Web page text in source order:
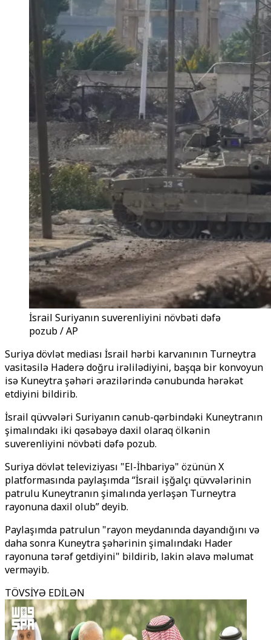
İsrail Suriyanın suverenliyini növbəti dəfə
pozub / AP
Suriya dövlət mediası İsrail hərbi karvanının Turneytra
vasitəsilə Haderə doğru irəlilədiyini, başqa bir konvoyun
isə Kuneytra şəhəri ərazilərində cənubunda hərəkət
etdiyini bildirib.
İsrail qüvvələri Suriyanın cənub-qərbindəki Kuneytranın
şimalındakı iki qəsəbəyə daxil olaraq ölkənin
suverenliyini növbəti dəfə pozub.
Suriya dövlət televiziyası "El-İhbariyə" özünün X
platformasında paylaşımda “İsrail işğalçı qüvvələrinin
patrulu Kuneytranın şimalında yerləşən Turneytra
rayonuna daxil olub” deyib.
Paylaşımda patrulun "rayon meydanında dayandığını və
daha sonra Kuneytra şəhərinin şimalındakı Hader
rayonuna tərəf getdiyini" bildirib, lakin əlavə məlumat
verməyib.
TÖVSİYƏ EDİLƏN